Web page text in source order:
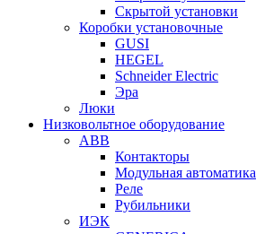
Скрытой установки
Коробки установочные
GUSI
HEGEL
Schneider Electric
Эра
Люки
Низковольтное оборудование
ABB
Контакторы
Модульная автоматика
Реле
Рубильники
ИЭК